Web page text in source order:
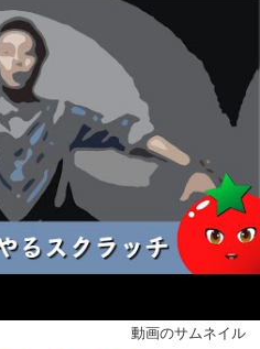
動画のサムネイル